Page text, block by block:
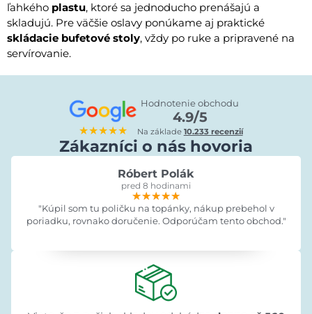
ľahkého plastu, ktoré sa jednoducho prenášajú a
skladujú. Pre väčšie oslavy ponúkame aj praktické
skládacie bufetové stoly, vždy po ruke a pripravené na
servírovanie.
★★★★★
Hodnotenie obchodu
4.9/5
Na základe 10.233 recenzií
Zákazníci o nás hovoria
Róbert Polák
pred 8 hodinami
★★★★★
★★★★★
★★★★★
"Kúpil som tu poličku na topánky, nákup prebehol v
poriadku, rovnako doručenie. Odporúčam tento obchod."